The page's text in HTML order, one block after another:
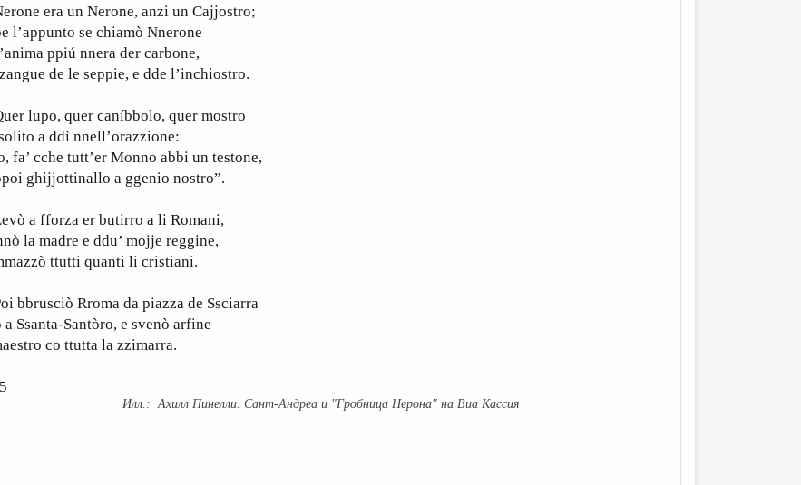
era un Nerone, anzi un Cajjostro;
l’appunto se chiamò Nnerone
ppiú nnera der carbone,
de le seppie, e dde l’inchiostro.
lupo, quer caníbbolo, quer mostro
a ddì nnell’orazzione:
fa’ cche tutt’er Monno abbi un testone,
ghijjottinallo a ggenio nostro”.
a fforza er butirro a li Romani,
la madre e ddu’ mojje reggine,
ttutti quanti li cristiani.
bbrusciò Rroma da piazza de Ssciarra
a Ssanta-Santòro, e svenò arfine
co ttutta la zzimarra.
Ахилл Пинелли. Сант-Андреа и "Гробница Нерона" на Виа Кассия